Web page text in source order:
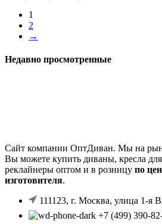
1
2
→
Недавно просмотренные
Сайт компании ОптДиван. Мы на
Вы можете купить диваны, кресла
реклайнеры оптом и в розницу по
изготовителя.
111123, г. Москва, улица 1-я
+7 (499) 390-